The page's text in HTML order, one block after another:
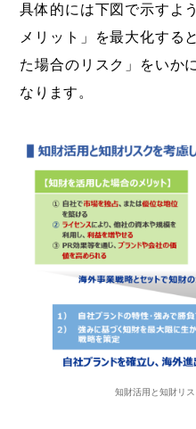
具体的には下図で示すよ
メリット」を最大化する
た場合のリスク」をいか
なります。
知財活用と知財リ